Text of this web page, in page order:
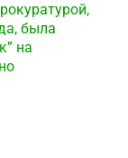
была
на